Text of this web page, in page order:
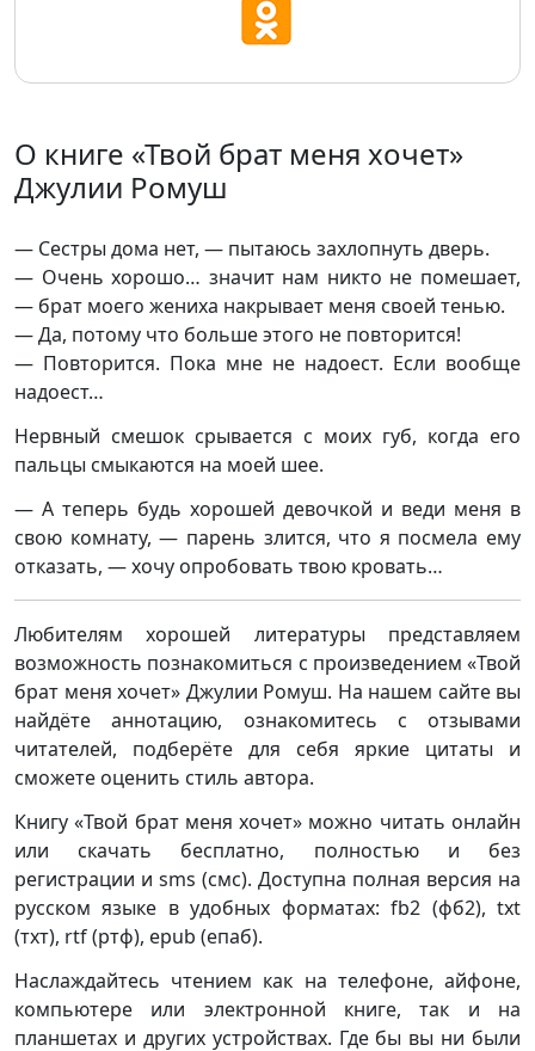
О книге «Твой брат меня хочет»
Джулии Ромуш
— Сестры дома нет, — пытаюсь захлопнуть дверь.
— Очень хорошо… значит нам никто не помешает,
— брат моего жениха накрывает меня своей тенью.
— Да, потому что больше этого не повторится!
— Повторится. Пока мне не надоест. Если вообще
надоест…
Нервный смешок срывается с моих губ, когда его
пальцы смыкаются на моей шее.
— А теперь будь хорошей девочкой и веди меня в
свою комнату, — парень злится, что я посмела ему
отказать, — хочу опробовать твою кровать…
Любителям хорошей литературы представляем
возможность познакомиться с произведением «Твой
брат меня хочет» Джулии Ромуш. На нашем сайте вы
найдёте аннотацию, ознакомитесь с отзывами
читателей, подберёте для себя яркие цитаты и
сможете оценить стиль автора.
Книгу «Твой брат меня хочет» можно читать онлайн
или скачать бесплатно, полностью и без
регистрации и sms (смс). Доступна полная версия на
русском языке в удобных форматах: fb2 (фб2), txt
(тхт), rtf (ртф), epub (епаб).
Наслаждайтесь чтением как на телефоне, айфоне,
компьютере или электронной книге, так и на
планшетах и других устройствах. Где бы вы ни были